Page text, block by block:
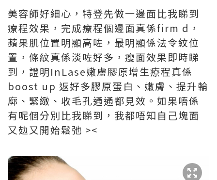
美容師好細心，特登先做一邊面比我睇到
療程效果，完成療程個邊面真係firm d，
蘋果肌位置明顯高咗，最明顯係法令紋位
置，條紋真係淡咗好多，瘦面效果即時睇
到，證明InLase嫩膚膠原增生療程真係
boost up 返好多膠原蛋白、嫩膚、提升輪
廓、緊緻、收毛孔通通都見效。如果唔係
有呢個分別比我睇到，我都唔知自己塊面
又攰又開始鬆弛 ><